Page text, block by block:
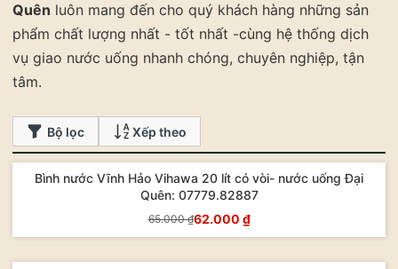
Quên luôn mang đến cho quý khách hàng những sản
phẩm chất lượng nhất - tốt nhất -cùng hệ thống dịch
vụ giao nước uống nhanh chóng, chuyên nghiệp, tận
tâm.
Bộ lọc Xếp theo
- 5%
Bình nước Vĩnh Hảo Vihawa 20 lít có vòi- nước uống Đại
Quên: 07779.82887
65.000 ₫62.000 ₫